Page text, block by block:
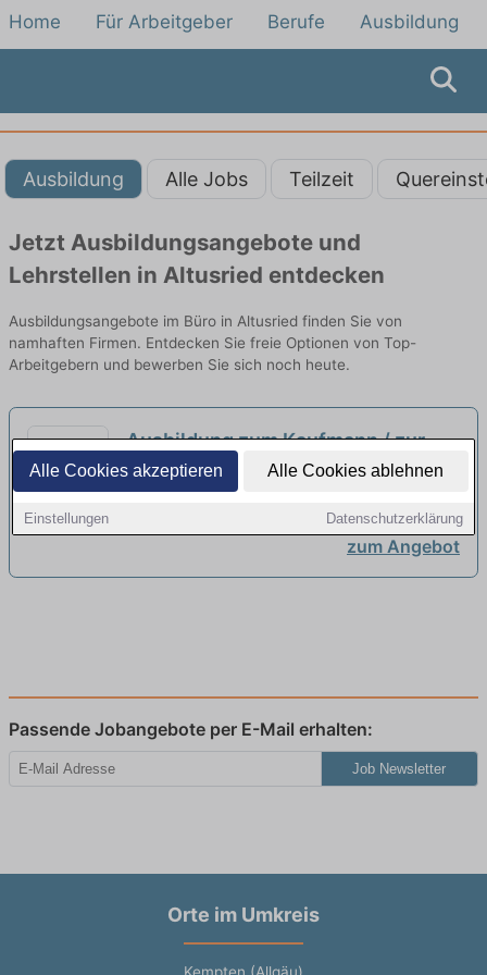
Alle Cookies akzeptieren Alle Cookies ablehnen
Einstellungen Datenschutzerklärung
Home Für Arbeitgeber Berufe Ausbildung
Ausbildung Alle Jobs Teilzeit
Jetzt Ausbildungsangebote und
Lehrstellen in Altusried entdecken
Ausbildungsangebote im Büro in Altusried finden Sie von
namhaften Firmen. Entdecken Sie freie Optionen von Top-
Arbeitgebern und bewerben Sie sich noch heute.
Ausbildung zum Kaufmann / zur
Kauffrau für Büromanagement
(m/w/d)
NEXPERTO GmbH | Kempten (Allgäu)
zum Angebot
Passende Jobangebote per E-Mail erhalten:
Job Newsletter
Orte im Umkreis